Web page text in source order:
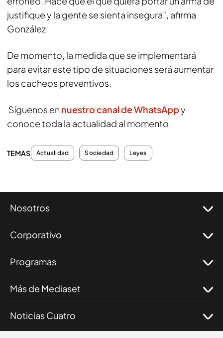
justifique y la gente se sienta insegura”, afirma
González.
De momento, la medida que se implementará
para evitar este tipo de situaciones será aumentar
los cacheos preventivos.
Síguenos en nuestro canal de WhatsAppy
conoce toda la actualidad al momento.
TEMAS Actualidad Sociedad Leyes
Nosotros
Corporativo
Programas
Más de Mediaset
Noticias Cuatro